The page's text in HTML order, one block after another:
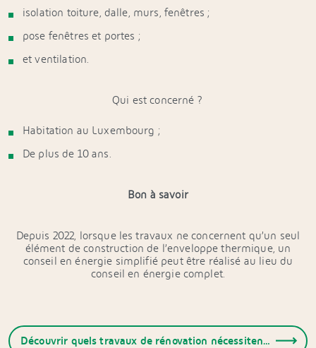
isolation toiture, dalle, murs, fenêtres ;
pose fenêtres et portes ;
et ventilation.
Qui est concerné ?
Habitation au Luxembourg ;
De plus de 10 ans.
Bon à savoir
Depuis 2022, lorsque les travaux ne concernent qu’un seul
élément de construction de l’enveloppe thermique, un
conseil en énergie simplifié peut être réalisé au lieu du
conseil en énergie complet.
Découvrir quels travaux de rénovation nécessitent un conseil en énergie